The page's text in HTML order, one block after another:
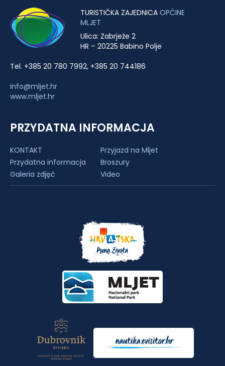
TURISTIČKA ZAJEDNICA OPĆINE
MLJET
Ulica: Zabrježe 2
HR – 20225 Babino Polje
Tel. +385 20 780 7992, +385 20 744186
info@mljet.hr
www.mljet.hr
PRZYDATNA INFORMACJA
KONTAKT
Przyjazd na Mljet
Przydatna informacja
Broszury
Galeria zdjęć
Video